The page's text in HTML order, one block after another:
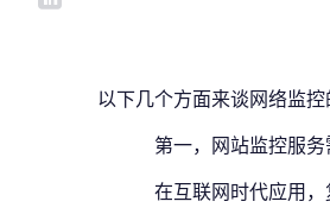
以下几个方面来谈网络监控
第一，网站监控服务
在互联网时代应用，